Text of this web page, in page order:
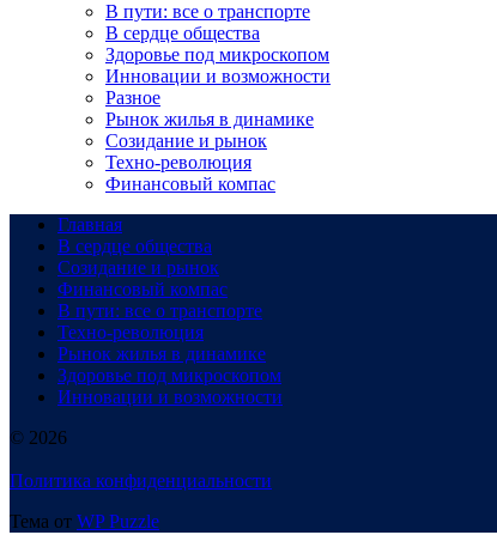
В пути: все о транспорте
В сердце общества
Здоровье под микроскопом
Инновации и возможности
Разное
Рынок жилья в динамике
Созидание и рынок
Техно-революция
Финансовый компас
Главная
В сердце общества
Созидание и рынок
Финансовый компас
В пути: все о транспорте
Техно-революция
Рынок жилья в динамике
Здоровье под микроскопом
Инновации и возможности
© 2026
Политика конфиденциальности
Тема от WP Puzzle